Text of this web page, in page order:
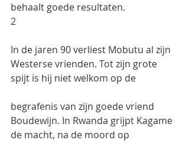
behaalt goede resultaten.
2
In de jaren 90 verliest Mobutu al zijn
Westerse vrienden. Tot zijn grote
spijt is hij niet welkom op de
begrafenis van zijn goede vriend
Boudewijn. In Rwanda grijpt Kagame
de macht, na de moord op